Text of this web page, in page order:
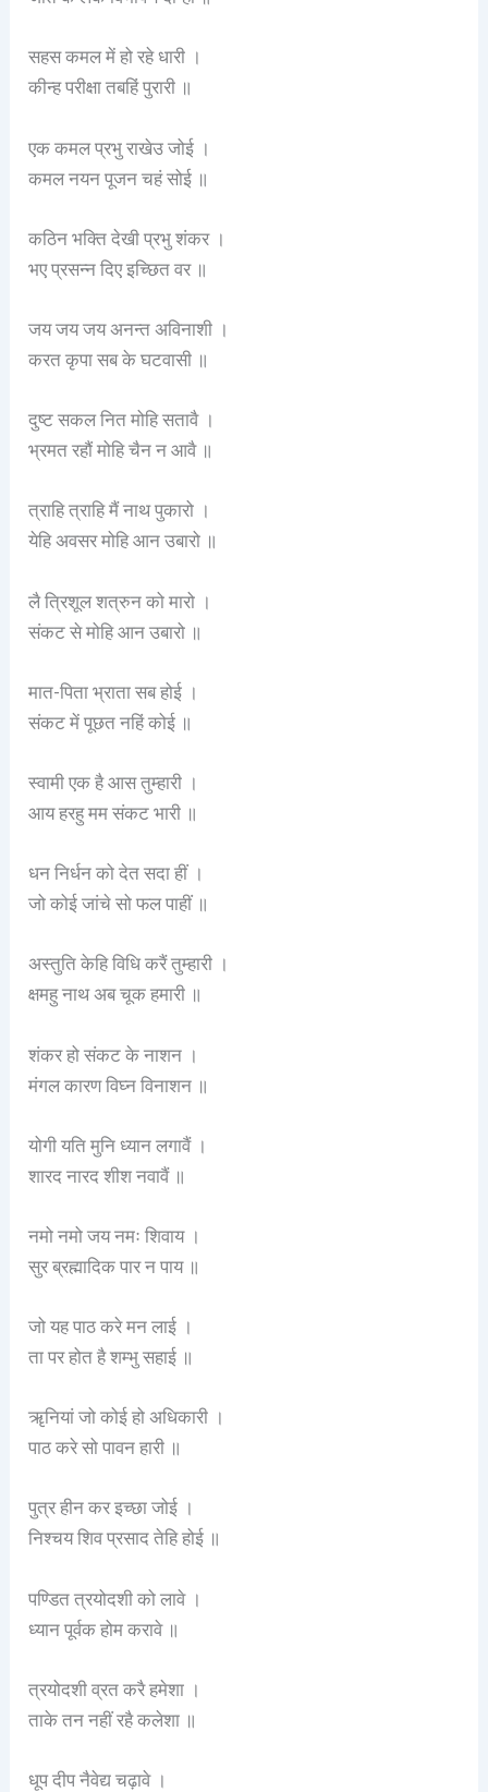
सहस कमल में हो रहे धारी ।
कीन्ह परीक्षा तबहिं पुरारी ॥
एक कमल प्रभु राखेउ जोई ।
कमल नयन पूजन चहं सोई ॥
कठिन भक्ति देखी प्रभु शंकर ।
भए प्रसन्न दिए इच्छित वर ॥
जय जय जय अनन्त अविनाशी ।
करत कृपा सब के घटवासी ॥
दुष्ट सकल नित मोहि सतावै ।
भ्रमत रहौं मोहि चैन न आवै ॥
त्राहि त्राहि मैं नाथ पुकारो ।
येहि अवसर मोहि आन उबारो ॥
लै त्रिशूल शत्रुन को मारो ।
संकट से मोहि आन उबारो ॥
मात-पिता भ्राता सब होई ।
संकट में पूछत नहिं कोई ॥
स्वामी एक है आस तुम्हारी ।
आय हरहु मम संकट भारी ॥
धन निर्धन को देत सदा हीं ।
जो कोई जांचे सो फल पाहीं ॥
अस्तुति केहि विधि करैं तुम्हारी ।
क्षमहु नाथ अब चूक हमारी ॥
शंकर हो संकट के नाशन ।
मंगल कारण विघ्न विनाशन ॥
योगी यति मुनि ध्यान लगावैं ।
शारद नारद शीश नवावैं ॥
नमो नमो जय नमः शिवाय ।
सुर ब्रह्मादिक पार न पाय ॥
जो यह पाठ करे मन लाई ।
ता पर होत है शम्भु सहाई ॥
ॠनियां जो कोई हो अधिकारी ।
पाठ करे सो पावन हारी ॥
पुत्र हीन कर इच्छा जोई ।
निश्चय शिव प्रसाद तेहि होई ॥
पण्डित त्रयोदशी को लावे ।
ध्यान पूर्वक होम करावे ॥
त्रयोदशी व्रत करै हमेशा ।
ताके तन नहीं रहै कलेशा ॥
धूप दीप नैवेद्य चढ़ावे ।